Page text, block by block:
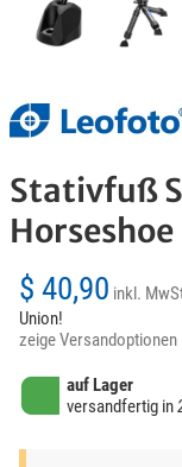
Stativfuß
Horseshoe
$ 40,90 inkl.
Union!
zeige Versandoptionen
auf Lager
versandfertig in